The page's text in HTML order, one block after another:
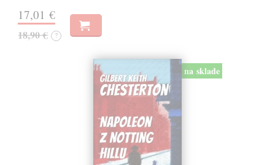
17,01 €
18,90 € ?
na sklade